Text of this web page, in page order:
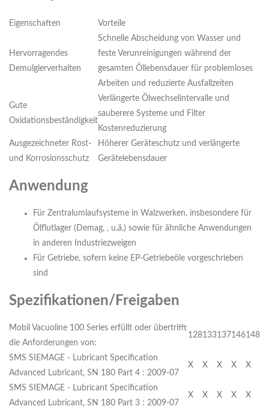
Eigenschaften Vorteile
Hervorragendes
Demulgierverhalten
Schnelle Abscheidung von Wasser und
feste Verunreinigungen während der
gesamten Öllebensdauer für problemloses
Arbeiten und reduzierte Ausfallzeiten
Gute
Oxidationsbeständigkeit
Verlängerte Ölwechselintervalle und
sauberere Systeme und Filter
Kostenreduzierung
Ausgezeichneter Rost-
und Korrosionsschutz
Höherer Geräteschutz und verlängerte
Gerätelebensdauer
Anwendung
Für Zentralumlaufsysteme in Walzwerken, insbesondere für
Ölflutlager (Demag, , u.ä.) sowie für ähnliche Anwendungen
in anderen Industriezweigen
Für Getriebe, sofern keine EP-Getriebeöle vorgeschrieben
sind
Spezifikationen/Freigaben
Mobil Vacuoline 100 Series erfüllt oder übertrifft
die Anforderungen von:
128133137146148
SMS SIEMAGE - Lubricant Specification
Advanced Lubricant, SN 180 Part 4 : 2009-07
X X X X X
SMS SIEMAGE - Lubricant Specification
Advanced Lubricant, SN 180 Part 3 : 2009-07
X X X X X